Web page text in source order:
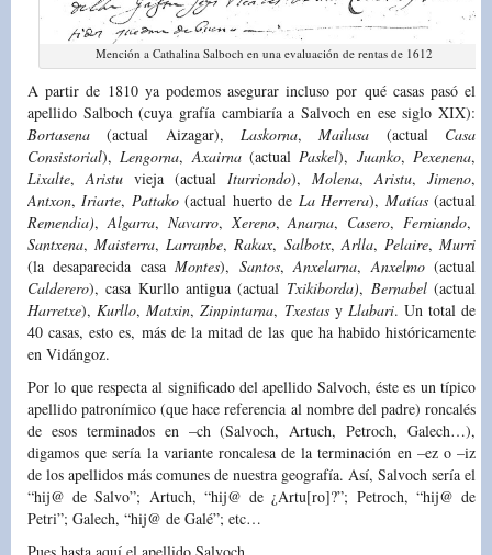
Mención a Cathalina Salboch en una evaluación de rentas de 1612
A partir de 1810 ya podemos asegurar incluso por qué casas pasó el
apellido Salboch (cuya grafía cambiaría a Salvoch en ese siglo XIX):
Bortasena (actual Aizagar), Laskorna,Mailusa (actual Casa
Consistorial),Lengorna,Axairna(actualPaskel), Juanko,Pexenena,
Lixalte,Aristu vieja (actual Iturriondo), Molena,Aristu, Jimeno,
Antxon,Iriarte, Pattako(actual huerto de La Herrera), Matías(actual
Remendia),Algarra, Navarro,Xereno,Anarna, Casero,Ferniando,
Santxena,Maisterra,Larranbe,Rakax, Salbotx,Arlla, Pelaire,Murri
(la desaparecida casaMontes), Santos,Anxelarna,Anxelmo(actual
Calderero), casa Kurllo antigua (actual Txikiborda), Bernabel(actual
Harretxe),Kurllo,Matxin,Zinpintarna, Txestasy Llabari. Un total de
40 casas, esto es, más de la mitad de las que ha habido históricamente
en Vidángoz.
Por lo que respecta al significado del apellido Salvoch, éste es un típico
apellido patronímico (que hace referencia al nombre del padre) roncalés
de esos terminados en –ch (Salvoch, Artuch, Petroch, Galech…),
digamos que sería la variante roncalesa de la terminación en –ez o –iz
de los apellidos más comunes de nuestra geografía. Así, Salvoch sería el
“hij@ de Salvo”; Artuch, “hij@ de ¿Artu[ro]?”; Petroch, “hij@ de
Petri”; Galech, “hij@ de Galé”; etc…